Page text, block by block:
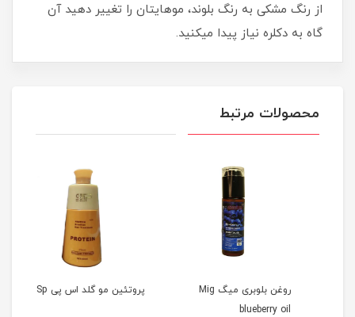
از رنگ مشکی به رنگ بلوند، موهایتان را تغيير دهید آن
گاه به دکلره نیاز پیدا میکنید.
محصولات مرتبط
روغن بلوبری میگ Mig
blueberry oil
پروتئین مو گلد اس پی Sp